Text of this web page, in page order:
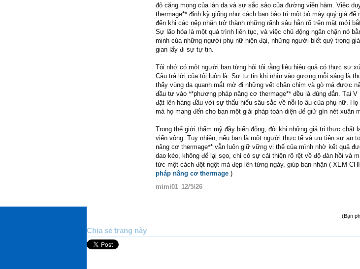
độ căng mọng của làn da và sự sắc sảo của đường viền hàm. Việc
thermage** định kỳ giống như cách bạn bảo trì một bộ máy quý giá
đến khi các nếp nhăn trở thành những rãnh sâu hằn rõ trên mặt mới
Sự lão hóa là một quá trình liên tục, và việc chủ động ngăn chặn nó
minh của những người phụ nữ hiện đại, những người biết quý trọng
gian lấy đi sự tự tin.
Tôi nhớ có một người bạn từng hỏi tôi rằng liệu hiệu quả có thực sự
Câu trả lời của tôi luôn là: Sự tự tin khi nhìn vào gương mỗi sáng là
thấy vùng da quanh mắt mờ đi những vết chân chim và gò má được
đầu tư vào **phương pháp nâng cơ thermage** đều là đúng đắn. Tại
đặt lên hàng đầu với sự thấu hiểu sâu sắc về nỗi lo âu của phụ nữ.
mà họ mang đến cho bạn một giải pháp toàn diện để giữ gìn nét xuân
Trong thế giới thẩm mỹ đầy biến động, đôi khi những giá trị thực chất
viển vông. Tuy nhiên, nếu bạn là một người thực tế và ưu tiên sự an
nâng cơ thermage** vẫn luôn giữ vững vị thế của mình nhờ kết quả
dao kéo, không để lại sẹo, chỉ có sự cải thiện rõ rệt về độ đàn hồi và
tức một cách đột ngột mà đẹp lên từng ngày, giúp bạn nhận ( XEM
pháp nâng cơ thermage )
mimi01 12/5/26
(Bạn
Chia sẻ trang này